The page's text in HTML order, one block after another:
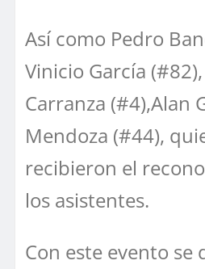
Así como Pedro
Vinicio García
Carranza (#4),Alan
Mendoza (#44),
recibieron el
los asistentes.
Con este evento se